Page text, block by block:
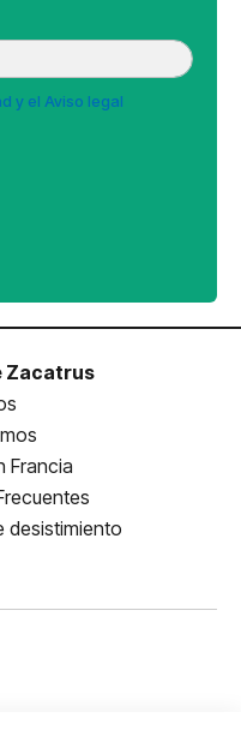
y el Aviso legal
Zacatrus
Francia
desistimiento